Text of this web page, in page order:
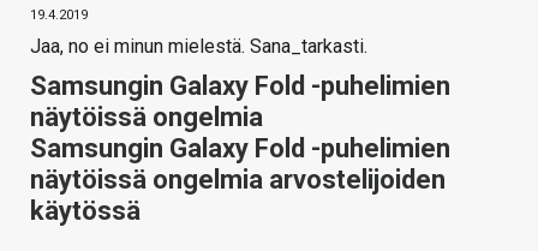
19.4.2019
Jaa, no ei minun mielestä. Sana_tarkasti.
Samsungin Galaxy Fold -puhelimien
näytöissä ongelmia
Samsungin Galaxy Fold -puhelimien
näytöissä ongelmia arvostelijoiden
käytössä